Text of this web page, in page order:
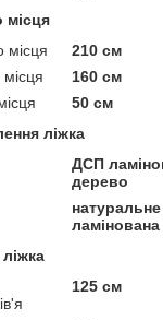
місця
місця
210 см
160 см
50 см
ліжка
ДСП
дерево
ламінована
125 см